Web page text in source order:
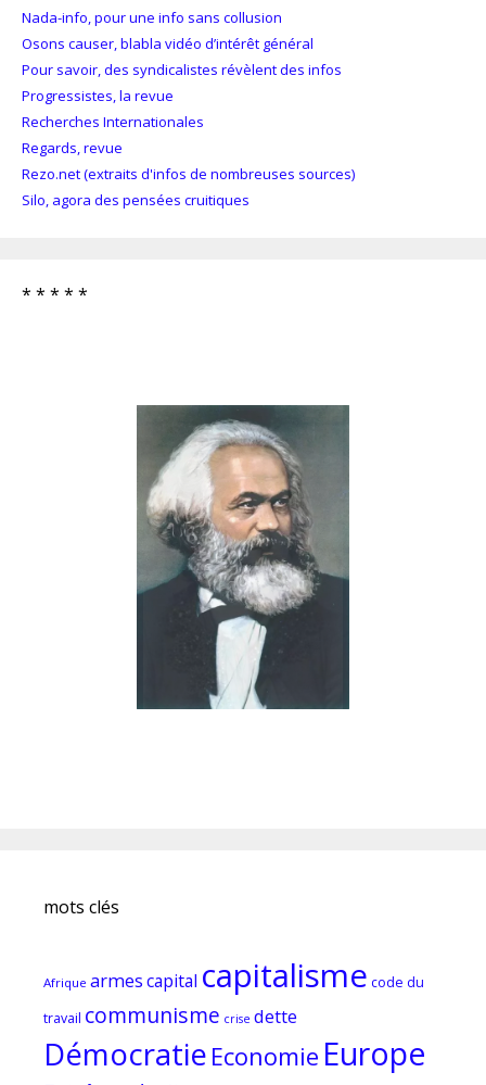
Nada-info, pour une info sans collusion
Osons causer, blabla vidéo d’intérêt général
Pour savoir, des syndicalistes révèlent des infos
Progressistes, la revue
Recherches Internationales
Regards, revue
Rezo.net (extraits d'infos de nombreuses sources)
Silo, agora des pensées cruitiques
* * * * *
mots clés
Afrique armescapital capitalisme code du
travail communisme crise dette
Démocratie Economie Europe